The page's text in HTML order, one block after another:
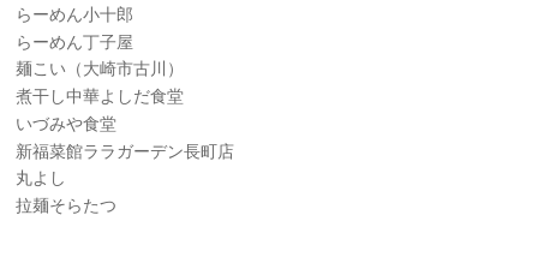
らーめん小十郎
らーめん丁子屋
麺こい（大崎市古川）
煮干し中華よしだ食堂
いづみや食堂
新福菜館ララガーデン長町店
丸よし
拉麺そらたつ